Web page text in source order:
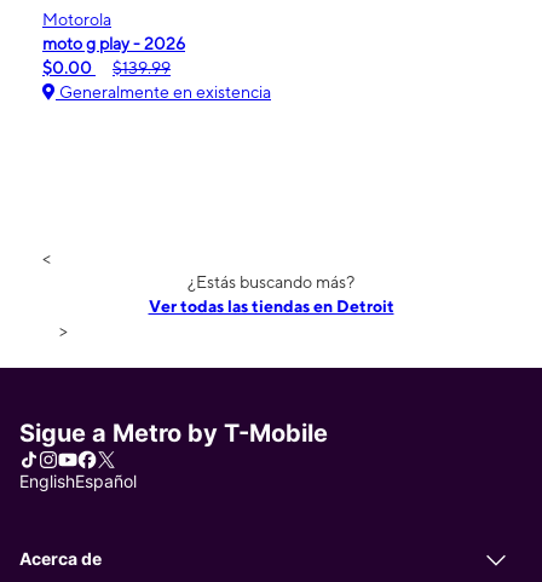
Motorola
moto g play - 2026
$0.00
$139.99
Generalmente en existencia
<
¿Estás buscando más?
Ver todas las tiendas en Detroit
>